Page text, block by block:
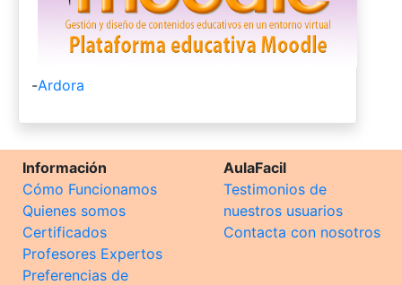
-Ardora
Información
Cómo Funcionamos
Quienes somos
Certificados
Profesores Expertos
Preferencias de
AulaFacil
Testimonios de
nuestros usuarios
Contacta con nosotros